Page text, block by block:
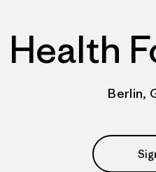
Health
Berlin,